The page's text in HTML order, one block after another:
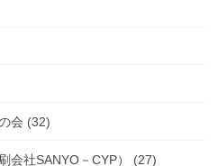
会 (32)
会社SANYO－CYP） (27)